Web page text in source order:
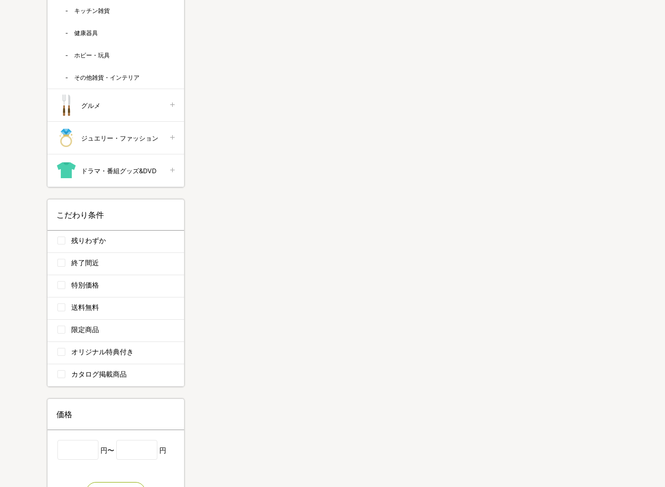
キッチン雑貨
健康器具
ホビー・玩具
その他雑貨・インテリア
グルメ
ジュエリー・ファッション
ドラマ・番組グッズ&DVD
こだわり条件
残りわずか
終了間近
特別価格
送料無料
限定商品
オリジナル特典付き
カタログ掲載商品
価格
円〜 円